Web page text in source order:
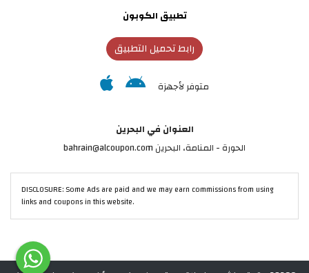
تطبيق الكوبون
رابط تحميل التطبيق
متوفر لأجهزة
العنوان في البحرين
الحورة - المنامة‎، البحرين bahrain@alcoupon.com
DISCLOSURE: Some Ads are paid and we may earn commissions from using
links and coupons in this website.